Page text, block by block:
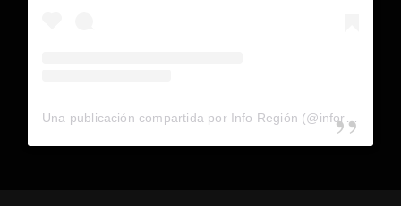
Una publicación compartida por Info Región (@inforegion_redes)